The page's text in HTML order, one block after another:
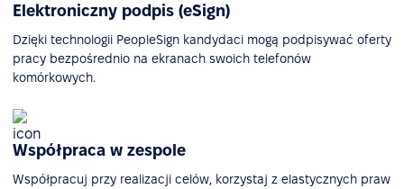
Elektroniczny podpis (eSign)
Dzięki technologii PeopleSign kandydaci mogą podpisywać oferty
pracy bezpośrednio na ekranach swoich telefonów
komórkowych.
Współpraca w zespole
Współpracuj przy realizacji celów, korzystaj z elastycznych praw